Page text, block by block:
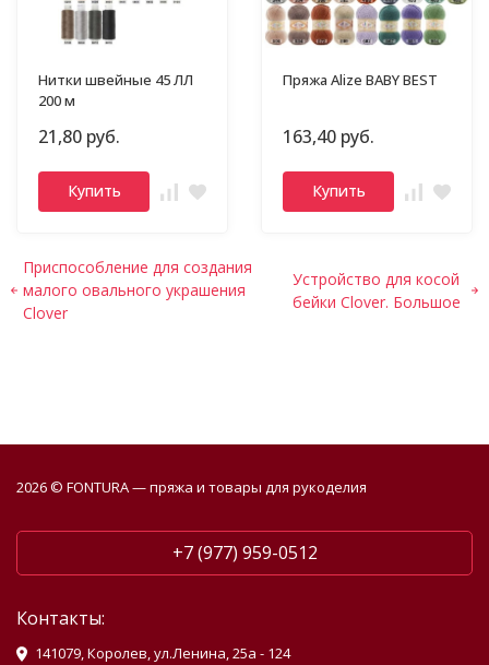
Нитки швейные 45 ЛЛ
200 м
21,80 руб.
Купить
Пряжа Alize BABY BEST
163,40 руб.
Купить
Приспособление для создания
малого овального украшения
Clover
Устройство для косой
бейки Clover. Большое
2026 © FONTURA — пряжа и товары для рукоделия
+7 (977) 959-0512
Контакты:
141079, Королев, ул.Ленина, 25а - 124